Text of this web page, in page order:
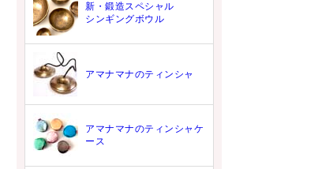
新・鍛造スペシャル
シンギングボウル
アマナマナのティンシャ
アマナマナのティンシャケ
ース